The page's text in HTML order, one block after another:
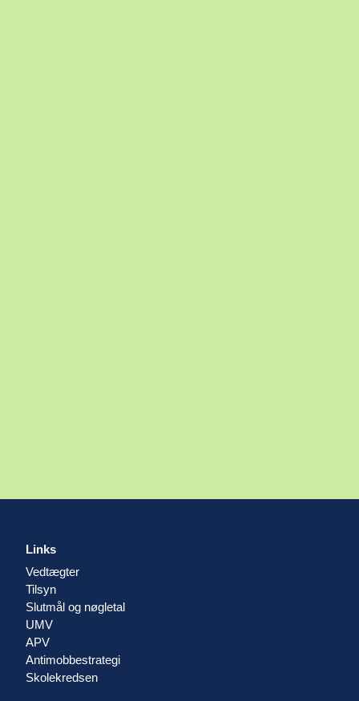
Links
Vedtægter
Tilsyn
Slutmål og nøgletal
UMV
APV
Antimobbestrategi
Skolekredsen